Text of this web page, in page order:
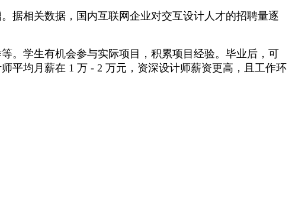
据相关数据，国内互联网企业对交互设计人才的招聘量逐
。学生有机会参与实际项目，积累项目经验。毕业后，可
平均月薪在 1 万 - 2 万元，资深设计师薪资更高，且工作环